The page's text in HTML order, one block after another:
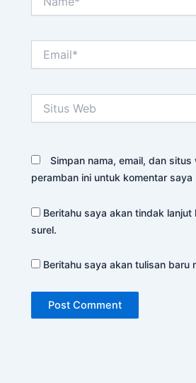
Web
Simpan nama, email, dan
peramban ini untuk komentar saya
Beritahu saya akan tindak lanjut
surel.
Beritahu saya akan tulisan baru